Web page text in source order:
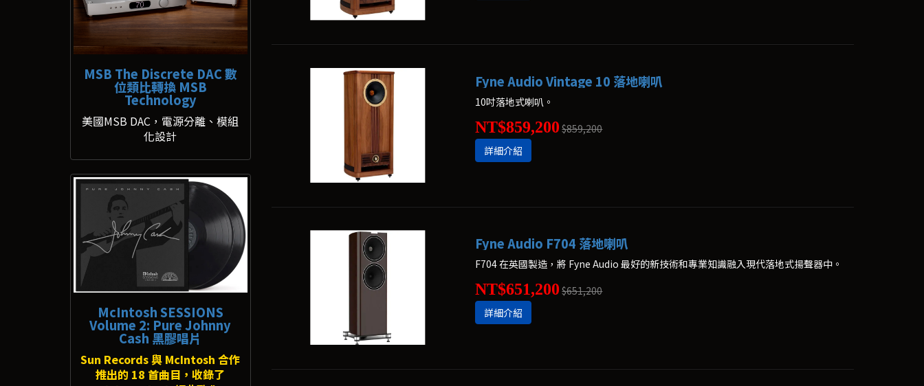
MSB The Discrete DAC 數
位類比轉換 MSB
Technology
美國MSB DAC，電源分離、模組
化設計
McIntosh SESSIONS
Volume 2: Pure Johnny
Cash 黑膠唱片
Sun Records 與 McIntosh 合作
推出的 18 首曲目，收錄了
Fyne Audio Vintage 10 落地喇叭
10吋落地式喇叭。
NT$859,200 $859,200
詳細介紹
Fyne Audio F704 落地喇叭
F704 在英國製造，將 Fyne Audio 最好的新技術和專業知識融入現代落地式揚聲器中。
NT$651,200 $651,200
詳細介紹